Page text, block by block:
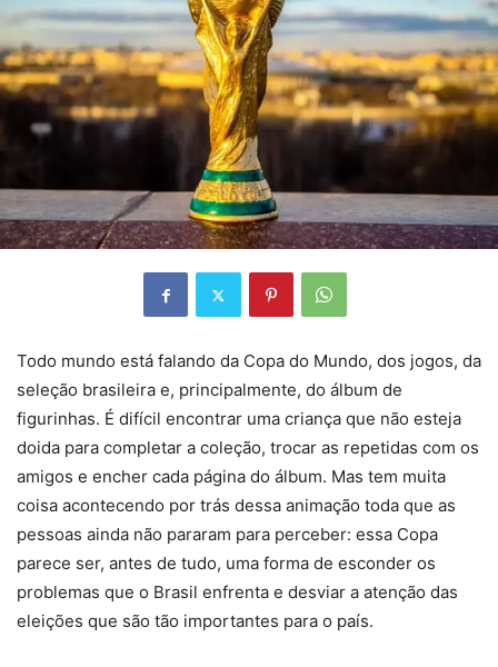
Todo mundo está falando da Copa do Mundo, dos jogos, da
seleção brasileira e, principalmente, do álbum de
figurinhas. É difícil encontrar uma criança que não esteja
doida para completar a coleção, trocar as repetidas com os
amigos e encher cada página do álbum. Mas tem muita
coisa acontecendo por trás dessa animação toda que as
pessoas ainda não pararam para perceber: essa Copa
parece ser, antes de tudo, uma forma de esconder os
problemas que o Brasil enfrenta e desviar a atenção das
eleições que são tão importantes para o país.